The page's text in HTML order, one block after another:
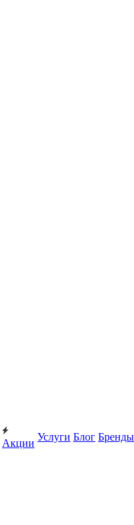
Акции
Услуги Блог Бренды